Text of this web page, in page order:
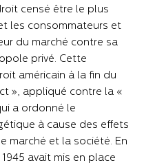
censé être le plus
les consommateurs et
du marché contre sa
privé. Cette
américain à la fin du
», appliqué contre la «
a ordonné le
à cause des effets
marché et la société. En
avait mis en place